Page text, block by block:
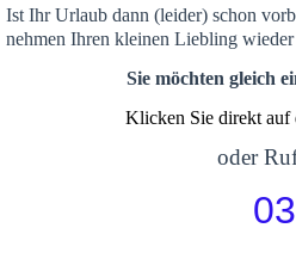
Ist Ihr Urlaub dann (leider) schon
nehmen Ihren kleinen Liebling
Sie möchten gleich
Klicken Sie direkt auf
oder